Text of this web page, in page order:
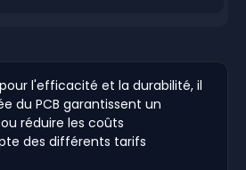
l'efficacité et la durabilité, il
du PCB garantissent un
réduire les coûts
des différents tarifs